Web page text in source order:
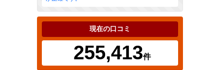
現在の口コミ
255,413件